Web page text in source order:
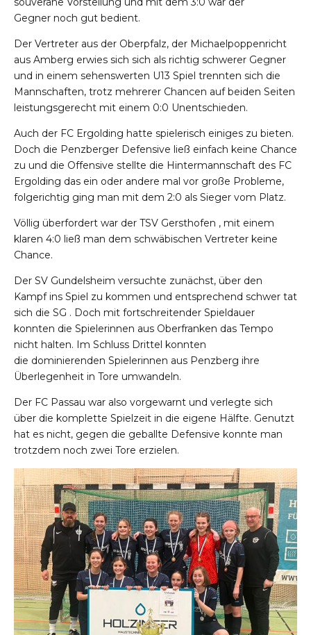
Gegner noch gut bedient.
Der Vertreter aus der Oberpfalz, der Michaelpoppenricht
aus Amberg erwies sich sich als richtig schwerer Gegner
und in einem sehenswerten U13 Spiel trennten sich die
Mannschaften, trotz mehrerer Chancen auf beiden Seiten
leistungsgerecht mit einem 0:0 Unentschieden.
Auch der FC Ergolding hatte spielerisch einiges zu bieten.
Doch die Penzberger Defensive ließ einfach keine Chance
zu und die Offensive stellte die Hintermannschaft des FC
Ergolding das ein oder andere mal vor große Probleme,
folgerichtig ging man mit dem 2:0 als Sieger vom Platz.
Völlig überfordert war der TSV Gersthofen , mit einem
klaren 4:0 ließ man dem schwäbischen Vertreter keine
Chance.
Der SV Gundelsheim versuchte zunächst, über den
Kampf ins Spiel zu kommen und entsprechend schwer tat
sich die SG . Doch mit fortschreitender Spieldauer
konnten die Spielerinnen aus Oberfranken das Tempo
nicht halten. Im Schluss Drittel konnten
die dominierenden Spielerinnen aus Penzberg ihre
Überlegenheit in Tore umwandeln.
Der FC Passau war also vorgewarnt und verlegte sich
über die komplette Spielzeit in die eigene Hälfte. Genutzt
hat es nicht, gegen die geballte Defensive konnte man
trotzdem noch zwei Tore erzielen.